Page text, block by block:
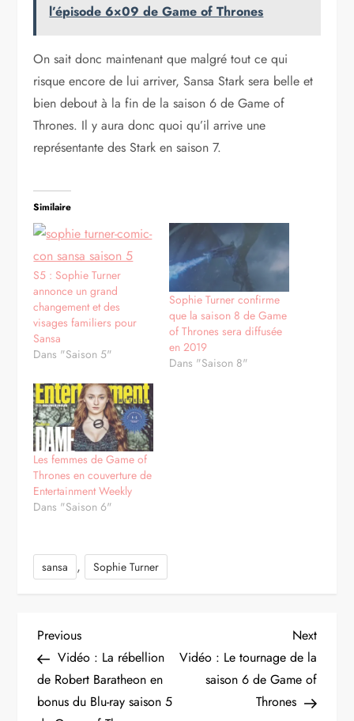
l’épisode 6×09 de Game of Thrones
On sait donc maintenant que malgré tout ce qui
risque encore de lui arriver, Sansa Stark sera belle et
bien debout à la fin de la saison 6 de Game of
Thrones. Il y aura donc quoi qu’il arrive une
représentante des Stark en saison 7.
Similaire
S5 : Sophie Turner
annonce un grand
changement et des
visages familiers pour
Sansa
Dans "Saison 5"
Sophie Turner confirme
que la saison 8 de Game
of Thrones sera diffusée
en 2019
Dans "Saison 8"
Les femmes de Game of
Thrones en couverture de
Entertainment Weekly
Dans "Saison 6"
sansa , Sophie Turner
N
a
Previous
Post
Previous
Vidéo : La rébellion
de Robert Baratheon en
bonus du Blu-ray saison 5
Next
Post
Next
Vidéo : Le tournage de la
saison 6 de Game of
Thrones